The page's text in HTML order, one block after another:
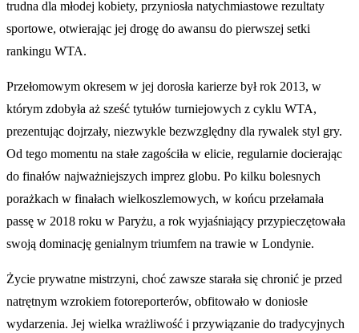
trudna dla młodej kobiety, przyniosła natychmiastowe rezultaty
sportowe, otwierając jej drogę do awansu do pierwszej setki
rankingu WTA.
Przełomowym okresem w jej dorosła karierze był rok 2013, w
którym zdobyła aż sześć tytułów turniejowych z cyklu WTA,
prezentując dojrzały, niezwykle bezwzględny dla rywalek styl gry.
Od tego momentu na stałe zagościła w elicie, regularnie docierając
do finałów najważniejszych imprez globu. Po kilku bolesnych
porażkach w finałach wielkoszlemowych, w końcu przełamała
passę w 2018 roku w Paryżu, a rok wyjaśniający przypieczętowała
swoją dominację genialnym triumfem na trawie w Londynie.
Życie prywatne mistrzyni, choć zawsze starała się chronić je przed
natrętnym wzrokiem fotoreporterów, obfitowało w doniosłe
wydarzenia. Jej wielka wrażliwość i przywiązanie do tradycyjnych